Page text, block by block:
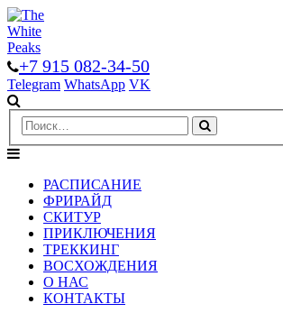
+7 915 082-34-50
Telegram WhatsApp VK
РАСПИСАНИЕ
ФРИРАЙД
СКИТУР
ПРИКЛЮЧЕНИЯ
ТРЕККИНГ
ВОСХОЖДЕНИЯ
О НАС
КОНТАКТЫ